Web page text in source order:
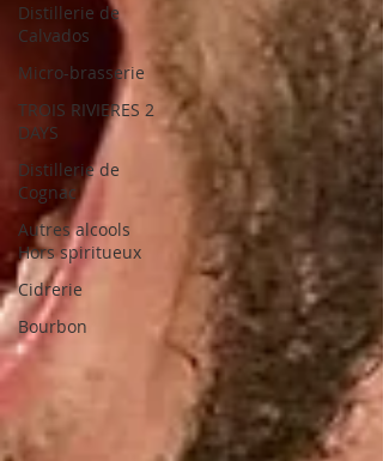
Distillerie de
Calvados
Micro-brasserie
TROIS RIVIERES 2
DAYS
Distillerie de
Cognac
Autres alcools
Hors spiritueux
Cidrerie
Bourbon